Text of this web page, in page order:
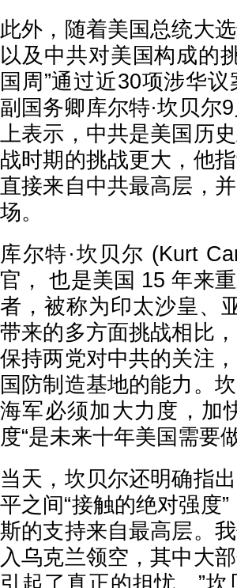
此外，随着美国总统大
以及中共对美国构成的
国周”通过近30项涉华
副国务卿库尔特·坎贝尔
上表示，中共是美国历
战时期的挑战更大，他
直接来自中共最高层，
场。
库尔特·坎贝尔 (Kurt
官， 也是美国 15 年来
者，被称为印太沙皇、
带来的多方面挑战相比
保持两党对中共的关注
国防制造基地的能力。
海军必须加大力度，加
度“是未来十年美国需要
当天，坎贝尔还明确指
平之间“接触的绝对强度
斯的支持来自最高层。
入乌克兰领空，其中大
引起了真正的担忧。”